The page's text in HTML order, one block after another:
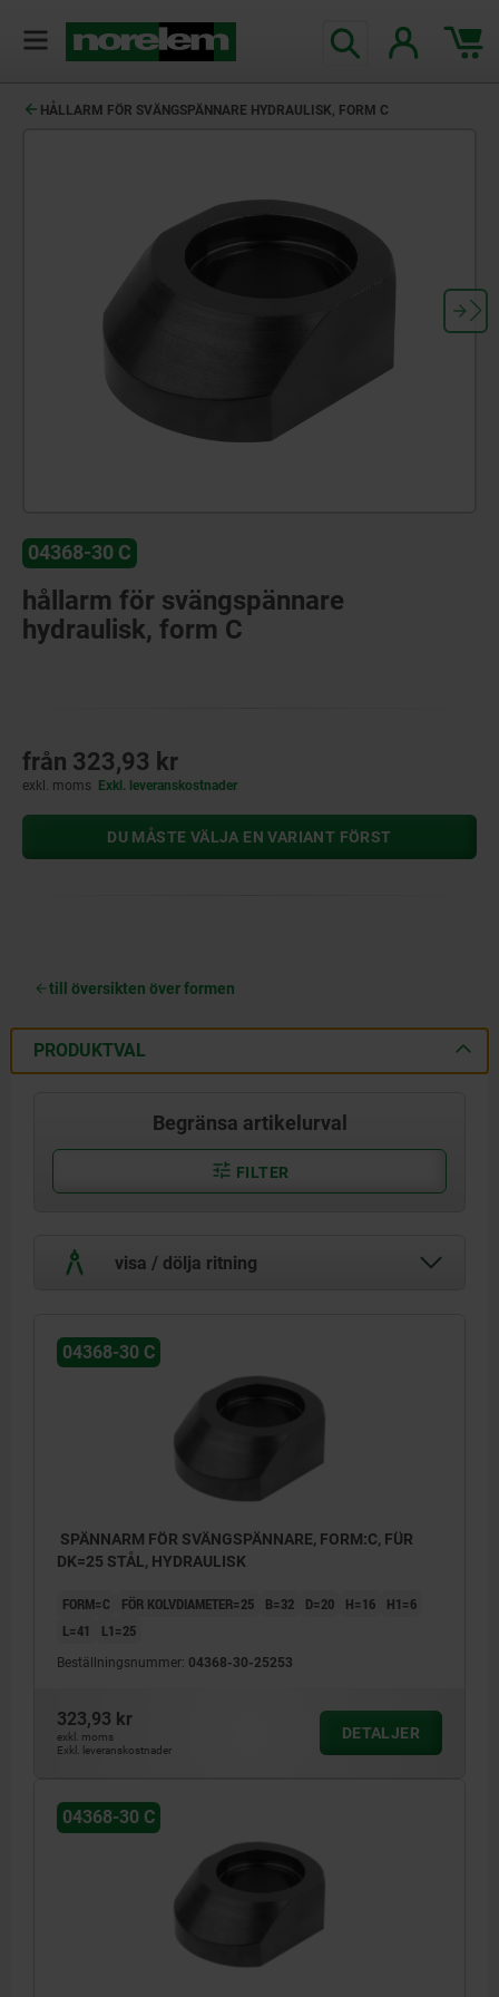
HÅLLARM FÖR SVÄNGSPÄNNARE HYDRAULISK, FORM C
04368-30 C
hållarm för svängspännare
hydraulisk, form C
från 323,93 kr
exkl. moms Exkl. leveranskostnader
DU MÅSTE VÄLJA EN VARIANT FÖRST
till översikten över formen
PRODUKTVAL
Begränsa artikelurval
FILTER
visa / dölja ritning
04368-30 C
SPÄNNARM FÖR SVÄNGSPÄNNARE, FORM:C, FÜR
DK=25 STÅL, HYDRAULISK
FORM=C FÖR KOLVDIAMETER=25 B=32 D=20 H=16
H1=6
L=41
L1=25
Beställningsnummer: 04368-30-25253
323,93 kr
exkl. moms
Exkl. leveranskostnader
DETALJER
04368-30 C